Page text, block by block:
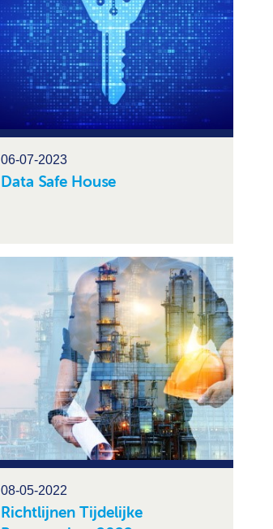
06-07-2023
Data Safe House
08-05-2022
Richtlijnen Tijdelijke